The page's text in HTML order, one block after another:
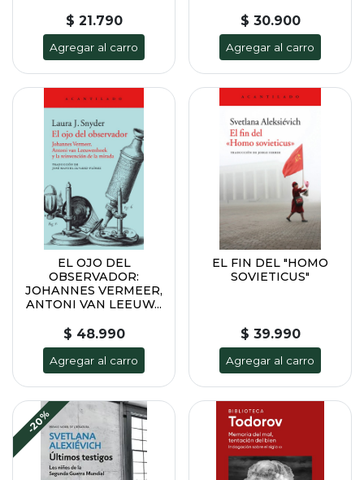
$ 21.790
Agregar al carro
$ 30.900
Agregar al carro
EL OJO DEL
OBSERVADOR:
JOHANNES VERMEER,
ANTONI VAN LEEUW...
$ 48.990
Agregar al carro
EL FIN DEL "HOMO
SOVIETICUS"
$ 39.990
Agregar al carro
-20%